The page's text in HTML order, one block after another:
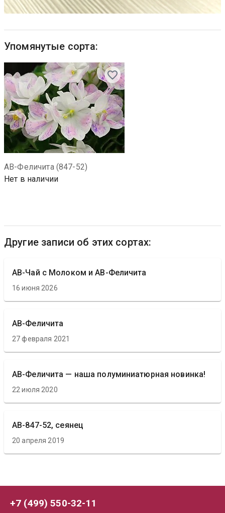
Упомянутые сорта:
АВ-Феличита (847-52)
Нет в наличии
Другие записи об этих сортах:
АВ-Чай с Молоком и АВ-Феличита
16 июня 2026
АВ-Феличита
27 февраля 2021
АВ-Феличита — наша полуминиатюрная новинка!
22 июля 2020
АВ-847-52, сеянец
20 апреля 2019
+7 (499) 550-32-11